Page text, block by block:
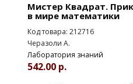
Мистер Квадрат.
в мире математики
Код товара: 212716
Черазоли А.
Лаборатория знаний
542.00 р.